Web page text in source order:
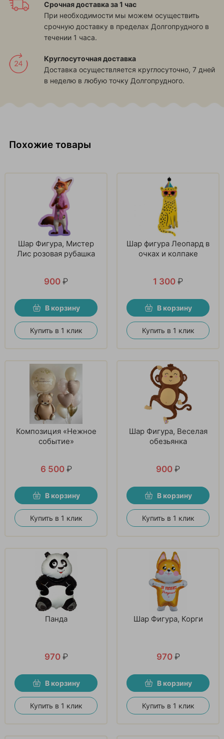
Срочная доставка за 1 час
При необходимости мы можем осуществить
срочную доставку в пределах Долгопрудного в
течении 1 часа.
Круглосуточная доставка
Доставка осуществляется круглосуточно, 7 дней
в неделю в любую точку Долгопрудного.
Похожие товары
Шар Фигура, Мистер
Лис розовая рубашка
900 ₽
В корзину
Купить в 1 клик
Шар фигура Леопард в
очках и колпаке
1 300 ₽
В корзину
Купить в 1 клик
Композиция «Нежное
событие»
6 500 ₽
В корзину
Купить в 1 клик
Шар Фигура, Веселая
обезьянка
900 ₽
В корзину
Купить в 1 клик
Панда
970 ₽
В корзину
Купить в 1 клик
Шар Фигура, Корги
970 ₽
В корзину
Купить в 1 клик